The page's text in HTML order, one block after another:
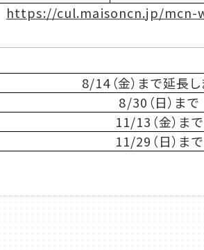
https://cul.maisoncn.jp/mcn-
8/14（金）まで延長
8/30（日）まで
11/13（金）まで
11/29（日）まで